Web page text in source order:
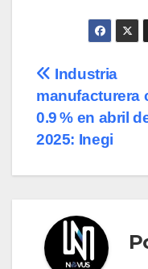
de
entradas
Industria
manufacturera
0.9 % en abril
2025: Inegi